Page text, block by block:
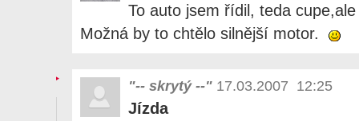
To auto jsem řídil, teda
Možná by to chtělo silnější motor.
"-- skrytý --" 17.03.2007 12:25
Jízda